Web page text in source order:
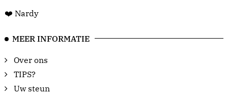
❤️ Nardy
MEER INFORMATIE
Over ons
TIPS?
Uw steun